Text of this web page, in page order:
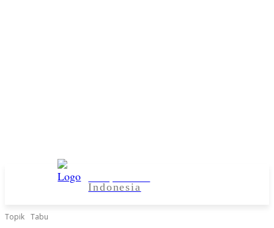
Indonesia
Topik Tabu